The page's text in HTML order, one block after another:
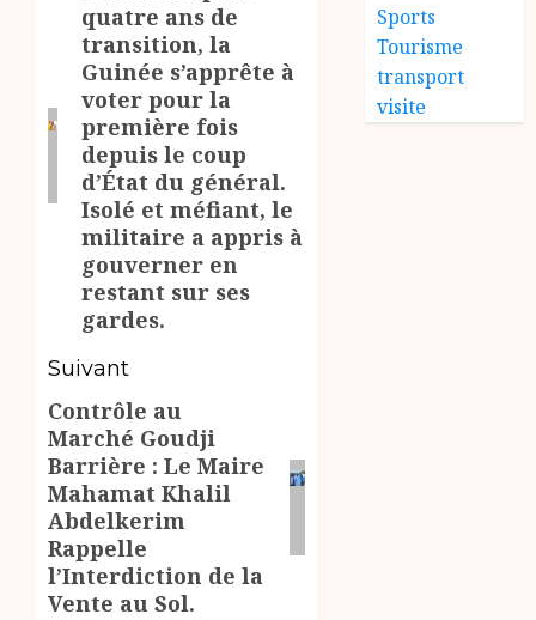
précédent:
quatre ans de
transition, la
Guinée s’apprête à
voter pour la
première fois
depuis le coup
d’État du général.
Isolé et méfiant, le
militaire a appris à
gouverner en
restant sur ses
gardes.
Suivant
Article
suivant:
Contrôle au
Marché Goudji
Barrière : Le Maire
Mahamat Khalil
Abdelkerim
Rappelle
l’Interdiction de la
Vente au Sol.
Sports
Tourisme
transport
visite